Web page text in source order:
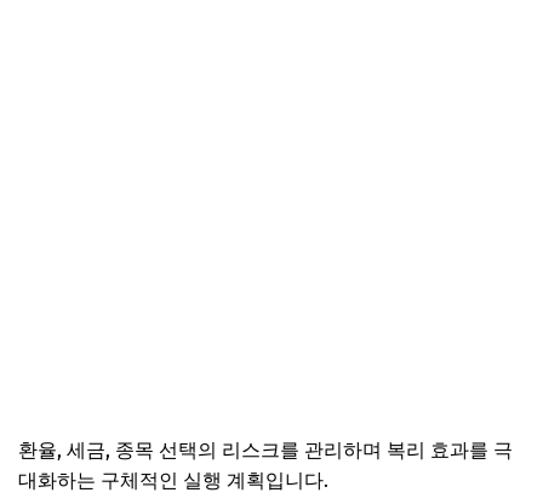
환율, 세금, 종목 선택의 리스크를 관리하며 복리 효과를 극
대화하는 구체적인 실행 계획입니다.